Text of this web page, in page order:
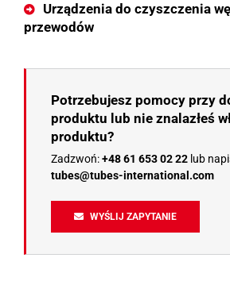
Urządzenia do czyszczenia
przewodów
Potrzebujesz pomocy przy
produktu lub nie znalazłeś
produktu?
Zadzwoń:+48 61 653 02 22lub
tubes@tubes-international.com
WYŚLIJ ZAPYTANIE